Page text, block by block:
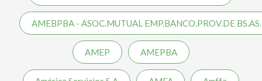
AMEBPBA - ASOC.MUTUAL EMP.BANCO.PROV.DE BS.AS.
AMEP AMEPBA